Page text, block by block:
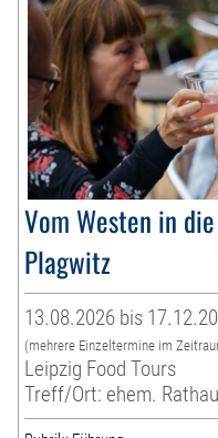
Vom Westen in
Plagwitz
13.08.2026 bis
(mehrere Einzeltermine im
Leipzig Food Tours
Treff/Ort: ehem.